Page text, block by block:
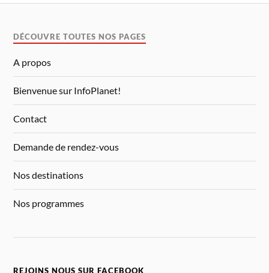
DÉCOUVRE TOUTES NOS PAGES
A propos
Bienvenue sur InfoPlanet!
Contact
Demande de rendez-vous
Nos destinations
Nos programmes
REJOINS NOUS SUR FACEBOOK